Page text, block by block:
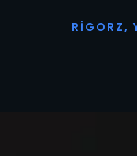
R I G O R Z,